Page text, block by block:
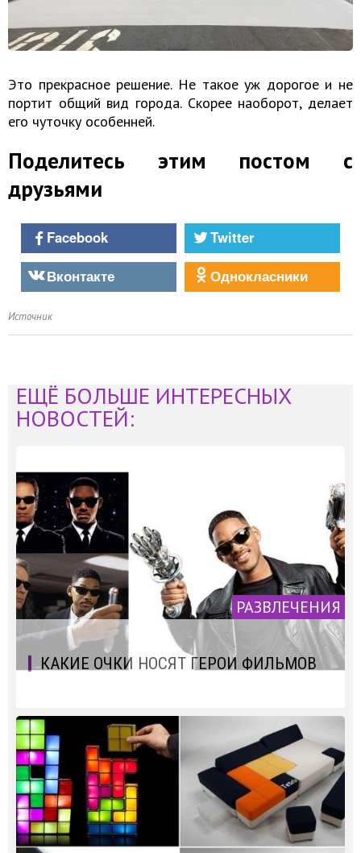
Это прекрасное решение. Не такое уж дорогое и не
портит общий вид города. Скорее наоборот, делает
его чуточку особенней.
Поделитесь этим постом с
друзьями
Facebook
Twitter
Вконтакте
Однокласники
Источник
ЕЩЁ БОЛЬШЕ ИНТЕРЕСНЫХ
НОВОСТЕЙ:
РАЗВЛЕЧЕНИЯ
КАКИЕ ОЧКИ НОСЯТ ГЕРОИ ФИЛЬМОВ